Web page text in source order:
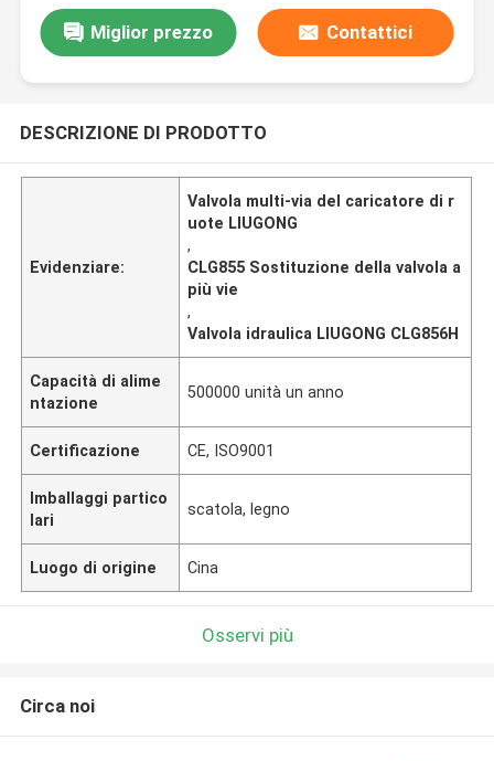
Miglior prezzo Contattici
DESCRIZIONE DI PRODOTTO
Evidenziare:
Valvola multi-via del caricatore di r
uote LIUGONG
,
CLG855 Sostituzione della valvola a
più vie
,
Valvola idraulica LIUGONG CLG856H
Capacità di alime
ntazione
500000 unità un anno
Certificazione CE, ISO9001
Imballaggi partico
lari
scatola, legno
Luogo di origine Cina
Osservi più
Circa noi